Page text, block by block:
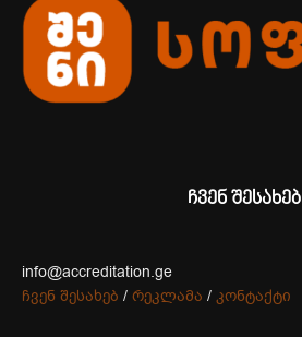
ჩვენ შესახებ
info@accreditation.ge
ჩვენ შესახებ / რეკლამა / კონტაქტი